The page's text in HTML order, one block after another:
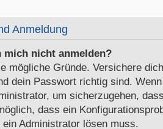
Anmeldung
mich nicht anmelden?
mögliche Gründe. Versichere
dein Passwort richtig sind.
um sicherzugehen,
dass ein
Administrator lösen muss.